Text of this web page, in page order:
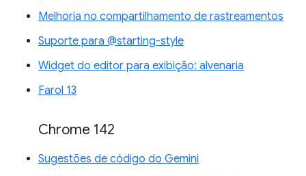
Melhoria no compartilhamento de rastreamentos
Suporte para @starting-style
Widget do editor para exibição: alvenaria
Farol 13
Chrome 142
Sugestões de código do Gemini